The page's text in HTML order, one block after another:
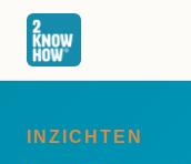
INZICHTEN